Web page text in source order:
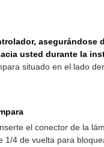
asegurándose
usted durante la
situado en el lado
el conector de la
4 de vuelta para